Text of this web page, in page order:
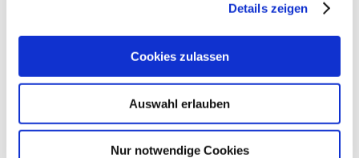
Details zeigen
Cookies zulassen
Auswahl erlauben
Nur notwendige Cookies
Therapiemethoden an. Die Schwerpunkte meiner Arbeit
Ausbildung in seriösen Institutionen absolviert und
Praxiserfahrung seit 1995 gesammelt.
Über mich
Heilpraxis in München und Freising
Ich bin stets für Sie erreichbar. Außerhalb der